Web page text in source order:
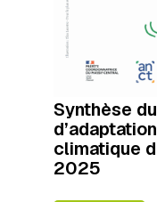
Synthèse
climatique
2025